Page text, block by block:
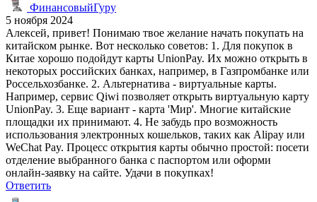
ФинансовыйГуру
5 ноября 2024
Алексей, привет! Понимаю твое желание начать покупать на
китайском рынке. Вот несколько советов: 1. Для покупок в
Китае хорошо подойдут карты UnionPay. Их можно открыть в
некоторых российских банках, например, в Газпромбанке или
Россельхозбанке. 2. Альтернатива - виртуальные карты.
Например, сервис Qiwi позволяет открыть виртуальную карту
UnionPay. 3. Еще вариант - карта 'Мир'. Многие китайские
площадки их принимают. 4. Не забудь про возможность
использования электронных кошельков, таких как Alipay или
WeChat Pay. Процесс открытия карты обычно простой: посети
отделение выбранного банка с паспортом или оформи
онлайн-заявку на сайте. Удачи в покупках!
Ответить